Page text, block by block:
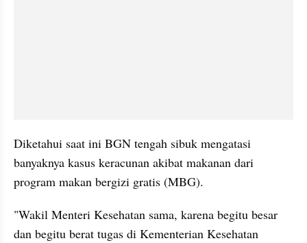
Diketahui saat ini BGN tengah sibuk mengatasi
banyaknya kasus keracunan akibat makanan dari
program makan bergizi gratis (MBG).
"Wakil Menteri Kesehatan sama, karena begitu besar
dan begitu berat tugas di Kementerian Kesehatan